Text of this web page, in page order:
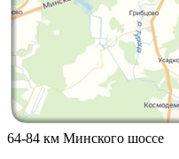
64-84 км Минского шоссе